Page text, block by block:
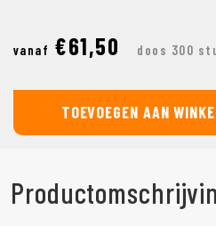
vanaf €61,50 doos 300
TOEVOEGEN AAN